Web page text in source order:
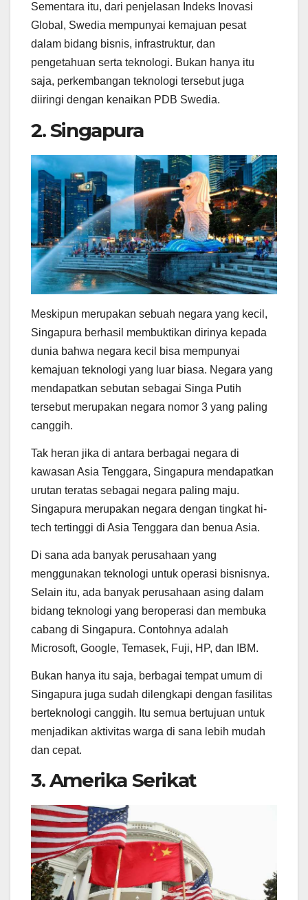
Sementara itu, dari penjelasan Indeks Inovasi
Global, Swedia mempunyai kemajuan pesat
dalam bidang bisnis, infrastruktur, dan
pengetahuan serta teknologi. Bukan hanya itu
saja, perkembangan teknologi tersebut juga
diiringi dengan kenaikan PDB Swedia.
2. Singapura
Meskipun merupakan sebuah negara yang kecil,
Singapura berhasil membuktikan dirinya kepada
dunia bahwa negara kecil bisa mempunyai
kemajuan teknologi yang luar biasa. Negara yang
mendapatkan sebutan sebagai Singa Putih
tersebut merupakan negara nomor 3 yang paling
canggih.
Tak heran jika di antara berbagai negara di
kawasan Asia Tenggara, Singapura mendapatkan
urutan teratas sebagai negara paling maju.
Singapura merupakan negara dengan tingkat hi-
tech tertinggi di Asia Tenggara dan benua Asia.
Di sana ada banyak perusahaan yang
menggunakan teknologi untuk operasi bisnisnya.
Selain itu, ada banyak perusahaan asing dalam
bidang teknologi yang beroperasi dan membuka
cabang di Singapura. Contohnya adalah
Microsoft, Google, Temasek, Fuji, HP, dan IBM.
Bukan hanya itu saja, berbagai tempat umum di
Singapura juga sudah dilengkapi dengan fasilitas
berteknologi canggih. Itu semua bertujuan untuk
menjadikan aktivitas warga di sana lebih mudah
dan cepat.
3. Amerika Serikat